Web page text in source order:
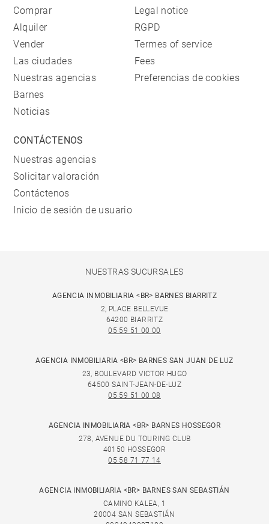
Comprar
Alquiler
Vender
Las ciudades
Nuestras agencias
Barnes
Noticias
Legal notice
RGPD
Termes of service
Fees
Preferencias de cookies
CONTÁCTENOS
Nuestras agencias
Solicitar valoración
Contáctenos
Inicio de sesión de usuario
NUESTRAS SUCURSALES
AGENCIA INMOBILIARIA <BR> BARNES BIARRITZ
2, PLACE BELLEVUE
64200 BIARRITZ
05 59 51 00 00
AGENCIA INMOBILIARIA <BR> BARNES SAN JUAN DE LUZ
23, BOULEVARD VICTOR HUGO
64500 SAINT-JEAN-DE-LUZ
05 59 51 00 08
AGENCIA INMOBILIARIA <BR> BARNES HOSSEGOR
278, AVENUE DU TOURING CLUB
40150 HOSSEGOR
05 58 71 77 14
AGENCIA INMOBILIARIA <BR> BARNES SAN SEBASTIÁN
CAMINO KALEA, 1
20004 SAN SEBASTIÁN